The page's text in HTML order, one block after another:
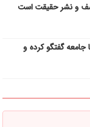
و نشر حقیقت است
جامعه گفتگو کرده و